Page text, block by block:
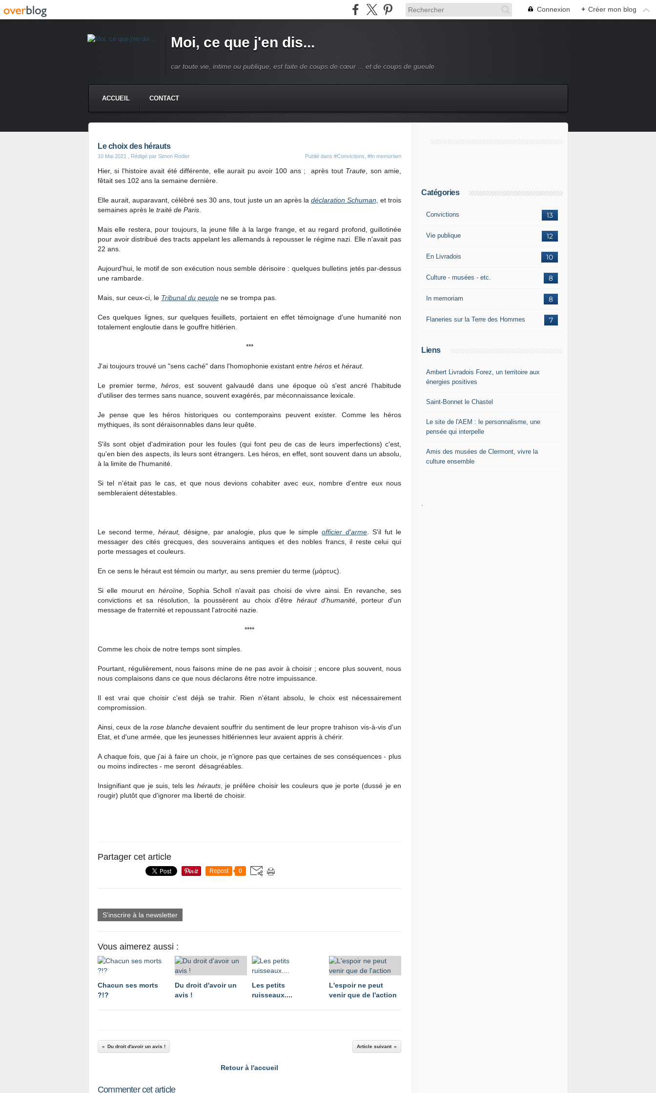
Connexion + Créer mon blog
Moi, ce que j'en dis...
car toute vie, intime ou publique, est faite de coups de cœur ... et de coups de gueule
ACCUEIL CONTACT
Le choix des hérauts
10 Mai 2021 , Rédigé par Simon Rodier Publié dans #Convictions #In memoriam
Hier, si l'histoire avait été différente, elle aurait pu avoir 100 ans ; après tout Traute , son amie,
fêtait ses 102 ans la semaine dernière.
Elle aurait, auparavant, célébré ses 30 ans, tout juste un an après la déclaration Schuman, et trois
semaines après le traité de Paris
Mais elle restera, pour toujours, la jeune fille à la large frange, et au regard profond, guillotinée
pour avoir distribué des tracts appelant les allemands à repousser le régime nazi. Elle n'avait pas
22 ans.
Aujourd'hui, le motif de son exécution nous semble dérisoire : quelques bulletins jetés par-dessus
une rambarde.
Mais, sur ceux-ci, le Tribunal du peuple ne se trompa pas.
Ces quelques lignes, sur quelques feuillets, portaient en effet témoignage d'une humanité non
totalement engloutie dans le gouffre hitlérien.
***
J'ai toujours trouvé un "sens caché" dans l'homophonie existant entre héros et héraut.
Le premier terme, héros , est souvent galvaudé dans une époque où s'est ancré l'habitude
d'utiliser des termes sans nuance, souvent exagérés, par méconnaissance lexicale.
Je pense que les héros historiques ou contemporains peuvent exister. Comme les héros
mythiques, ils sont déraisonnables dans leur quête.
S'ils sont objet d'admiration pour les foules (qui font peu de cas de leurs imperfections) c'est,
qu'en bien des aspects, ils leurs sont étrangers. Les héros, en effet, sont souvent dans un absolu,
à la limite de l'humanité.
Si tel n'était pas le cas, et que nous devions cohabiter avec eux, nombre d'entre eux nous
sembleraient détestables.
Le second terme, héraut, désigne, par analogie, plus que le simpleofficier d'arme . S'il fut le
messager des cités grecques, des souverains antiques et des nobles francs, il reste celui qui
porte messages et couleurs.
En ce sens le héraut est témoin ou martyr, au sens premier du terme (μάρτυς).
Si elle mourut en héroïne, Sophia Scholl n'avait pas choisi de vivre ainsi. En revanche, ses
convictions et sa résolution, la poussèrent au choix d'être héraut d'humanité, porteur d'un
message de fraternité et repoussant l'atrocité nazie.
****
Comme les choix de notre temps sont simples.
Pourtant, régulièrement, nous faisons mine de ne pas avoir à choisir ; encore plus souvent, nous
nous complaisons dans ce que nous déclarons être notre impuissance.
Il est vrai que choisir c'est déjà se trahir. Rien n'étant absolu, le choix est nécessairement
compromission.
Ainsi, ceux de larose blanchedevaient souffrir du sentiment de leur propre trahison vis-à-vis d'un
Etat, et d'une armée, que les jeunesses hitlériennes leur avaient appris à chérir.
A chaque fois, que j'ai à faire un choix, je n'ignore pas que certaines de ses conséquences - plus
ou moins indirectes - me seront désagréables.
Insignifiant que je suis, tels les hérauts, je préfère choisir les couleurs que je porte (dussé je en
rougir) plutôt que d'ignorer ma liberté de choisir.
Partager cet article
Repost 0
S'inscrire à la newsletter
Vous aimerez aussi :
Chacun ses morts
?!?
Du droit d'avoir un
avis !
Les petits
ruisseaux....
L'espoir ne peut
venir que de l'action
Du droit d'avoir un avis ! Article suivant
Retour à l'accueil
Commenter cet article
Catégories
13
Convictions
12
Vie publique
10
En Livradois
8
Culture - musées - etc.
8
In memoriam
7
Flaneries sur la Terre des Hommes
Liens
Ambert Livradois Forez, un territoire aux
énergies positives
Saint-Bonnet le Chastel
Le site de l'AEM : le personnalisme, une
pensée qui interpelle
Amis des musées de Clermont, vivre la
culture ensemble
.